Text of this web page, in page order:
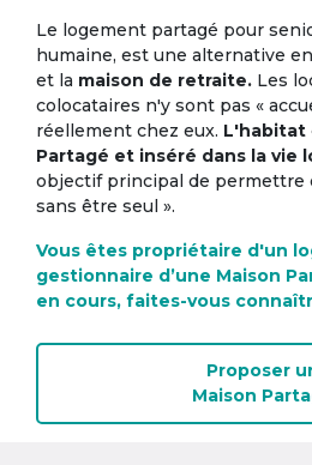
Le logement partagé pour
humaine, est une alternative
et la maison de retraite. Les
colocataires n'y sont pas «
réellement chez eux. L'habitat
Partagé et inséré dans la vie
objectif principal de permettre
sans être seul ».
Vous êtes propriétaire d'un
gestionnaire d’une Maison
en cours, faites-vous
Proposer
Maison